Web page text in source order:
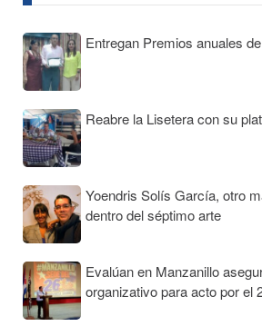
Entregan Premios anuales
Reabre la Lisetera con su
Yoendris Solís García, otro
dentro del séptimo arte
Evalúan en Manzanillo
organizativo para acto por el